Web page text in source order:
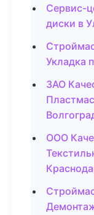
Сервис-
диски в
Укладка
ЗАО
ООО